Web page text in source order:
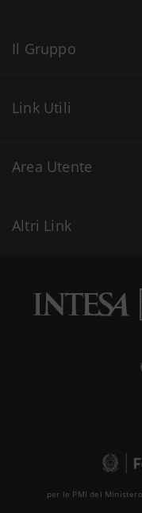
Il Gruppo
Link Utili
Area Utente
Altri Link
per le PMI del